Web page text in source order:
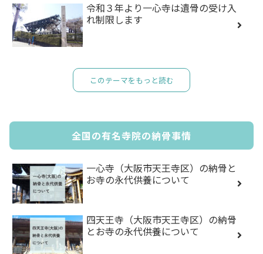
令和３年より一心寺は遺骨の受け入
れ制限します
このテーマをもっと読む
全国の有名寺院の納骨事情
一心寺（大阪市天王寺区）の納骨と
お寺の永代供養について
四天王寺（大阪市天王寺区）の納骨
とお寺の永代供養について